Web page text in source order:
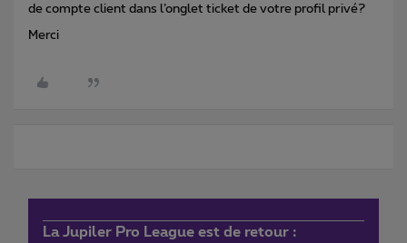
de compte client dans l’onglet ticket de votre profil privé?
Merci
La Jupiler Pro League est de retour :